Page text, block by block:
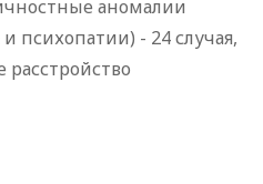
аномалии
психопатии) - 24 случая,